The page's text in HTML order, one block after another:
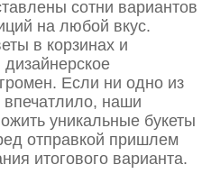
сотни вариантов
на любой вкус.
в корзинах и
дизайнерское
Если ни одно из
наши
уникальные букеты
отправкой пришлем
итогового варианта.